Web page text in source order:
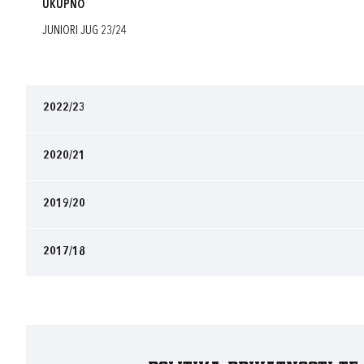
UKUPNO
JUNIORI JUG 23/24
2022/23
2020/21
2019/20
2017/18